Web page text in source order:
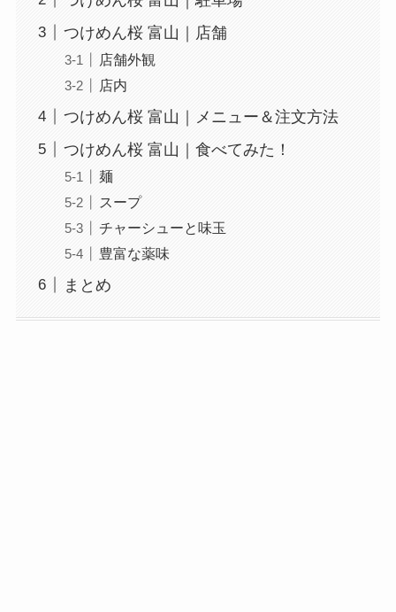
つけめん桜 富山｜店舗
店舗外観
店内
つけめん桜 富山｜メニュー＆注文方法
つけめん桜 富山｜食べてみた！
麺
スープ
チャーシューと味玉
豊富な薬味
まとめ